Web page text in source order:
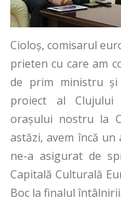
Cioloş, comisarul
prieten cu care am
de prim ministru
proiect al Clujului
oraşului nostru la
astăzi, avem încă un
ne-a asigurat de
Capitală Culturală
Boc la finalul întâlnirii.